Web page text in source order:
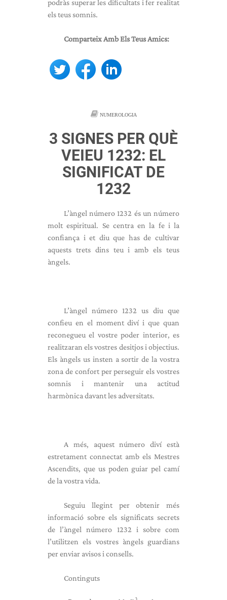
podràs superar les dificultats i fer realitat
els teus somnis.
Comparteix Amb Els Teus Amics:
NUMEROLOGIA
3 SIGNES PER QUÈ
VEIEU 1232: EL
SIGNIFICAT DE
1232
L’àngel número 1232 és un número
molt espiritual. Se centra en la fe i la
confiança i et diu que has de cultivar
aquests trets dins teu i amb els teus
àngels.
L’àngel número 1232 us diu que
confieu en el moment diví i que quan
reconegueu el vostre poder interior, es
realitzaran els vostres desitjos i objectius.
Els àngels us insten a sortir de la vostra
zona de confort per perseguir els vostres
somnis i mantenir una actitud
harmònica davant les adversitats.
A més, aquest número diví està
estretament connectat amb els Mestres
Ascendits, que us poden guiar pel camí
de la vostra vida.
Seguiu llegint per obtenir més
informació sobre els significats secrets
de l’àngel número 1232 i sobre com
l’utilitzen els vostres àngels guardians
per enviar avisos i consells.
Continguts